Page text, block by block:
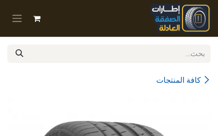
تخطي للذهاب إلى المحتوى
كافة المنتجات